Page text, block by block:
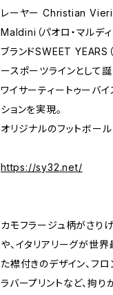
レーヤー Christian Vieri
Maldini（パオロ・マルデ
ブランドSWEET YEARS
ースポーツラインとして
ワイサーティートゥーバ
ションを実現。
オリジナルのフットボー
https://sy32.net/
カモフラージュ柄がさり
や、イタリアリーグが世
た襟付きのデザイン、フ
ラバープリントなど、拘り